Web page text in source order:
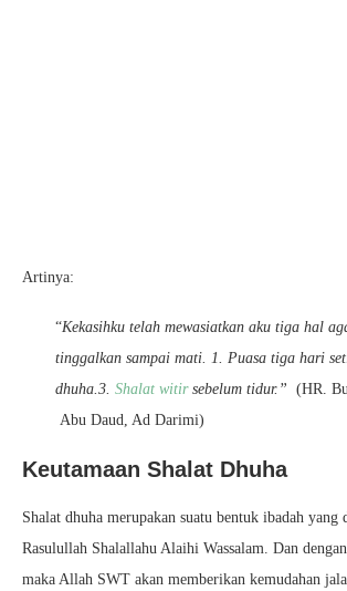
Artinya:
“Kekasihku telah mewasiatkan aku tiga hal
tinggalkan sampai mati. 1. Puasa tiga hari
dhuha.3. Shalat witirsebelum tidur.” (HR.
Abu Daud, Ad Darimi)
Keutamaan Shalat Dhuha
Shalat dhuha merupakan suatu bentuk ibadah yang
Rasulullah Shalallahu Alaihi Wassalam. Dan
maka Allah SWT akan memberikan kemudahan